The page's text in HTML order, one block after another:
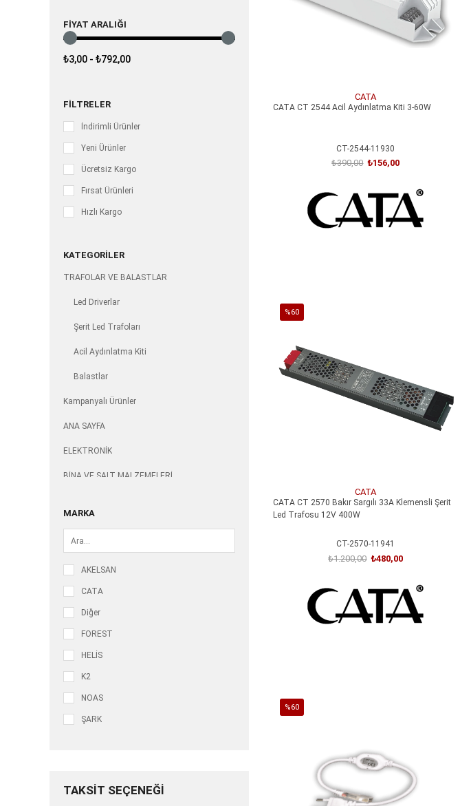
FIYAT ARALIĞI
₺3,00 - ₺792,00
FILTRELER
İndirimli Ürünler
Yeni Ürünler
Ücretsiz Kargo
Fırsat Ürünleri
Hızlı Kargo
KATEGORILER
TRAFOLAR VE BALASTLAR
Led Driverlar
Şerit Led Trafoları
Acil Aydınlatma Kiti
Balastlar
Kampanyalı Ürünler
ANA SAYFA
ELEKTRONİK
BİNA VE ŞALT MALZEMELERİ
ELEKTRİK
AMPULLER
MARKA
AKELSAN
CATA
Diğer
FOREST
HELİS
K2
NOAS
ŞARK
TAKSIT SEÇENEĞI
CATA
CATA CT 2544 Acil Aydınlatma Kiti 3-60W
CT-2544-11930
₺156,00
₺390,00
%60
%60İndirim
CATA
CATA CT 2570 Bakır Sargılı 33A Klemensli Şerit
Led Trafosu 12V 400W
CT-2570-11941
₺480,00
₺1.200,00
%60